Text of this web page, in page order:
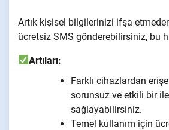
Artık kişisel bilgilerinizi ifşa
ücretsiz SMS gönderebilirsiniz, bu
Artıları:
Farklı cihazlardan
sorunsuz ve etkili bir
sağlayabilirsiniz.
Temel kullanım için